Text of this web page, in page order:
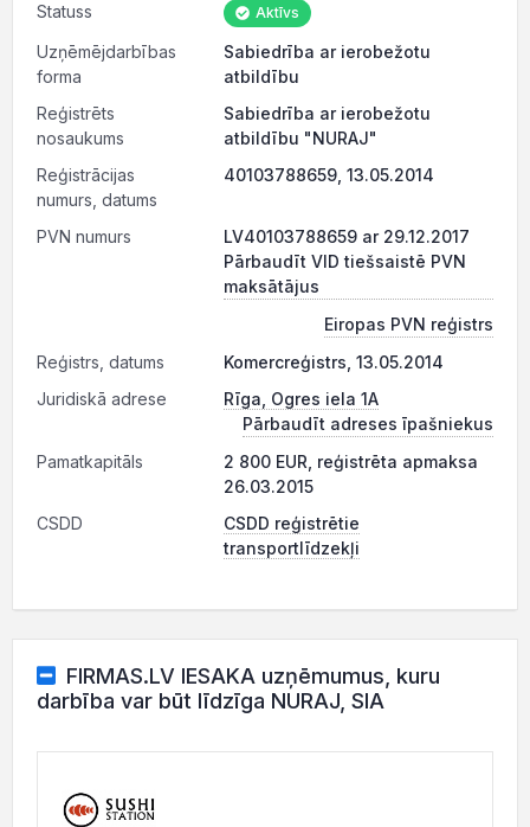
Statuss Aktīvs
Uzņēmējdarbības
forma
Sabiedrība ar ierobežotu
atbildību
Reģistrēts
nosaukums
Sabiedrība ar ierobežotu
atbildību "NURAJ"
Reģistrācijas
numurs, datums
40103788659, 13.05.2014
PVN numurs
LV40103788659 ar 29.12.2017
Pārbaudīt VID tiešsaistē PVN
maksātājus
Eiropas PVN reģistrs
Reģistrs, datums
Komercreģistrs, 13.05.2014
Juridiskā adrese
Rīga, Ogres iela 1A
Pārbaudīt adreses īpašniekus
Pamatkapitāls
2 800 EUR, reģistrēta apmaksa
26.03.2015
CSDD
CSDD reģistrētie
transportlīdzekļi
FIRMAS.LV IESAKA uzņēmumus, kuru
darbība var būt līdzīga NURAJ, SIA